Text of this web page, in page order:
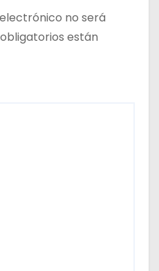
no será
están